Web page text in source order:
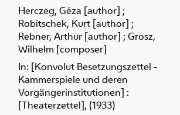
Herczeg, Géza [author] ;
Robitschek, Kurt [author] ;
Rebner, Arthur [author] ; Grosz,
Wilhelm [composer]
In: [Konvolut Besetzungszettel -
Kammerspiele und deren
Vorgängerinstitutionen] :
[Theaterzettel], (1933)